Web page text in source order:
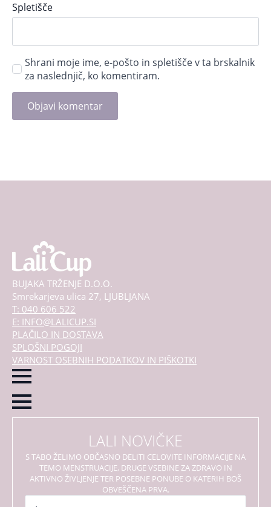
Spletišče
Shrani moje ime, e-pošto in spletišče v ta brskalnik
za naslednjič, ko komentiram.
BUJAKA TRŽENJE D.O.O.
Smrekarjeva ulica 27, LJUBLJANA
T: 040 606 522
E: INFO@LALICUP.SI
PLAČILO IN DOSTAVA
SPLOŠNI POGOJI
VARNOST OSEBNIH PODATKOV IN PIŠKOTKI
LALI NOVIČKE
S TABO ŽELIMO OBČASNO DELITI CELOVITE INFORMACIJE NA
TEMO MENSTRUACIJE, DRUGE VSEBINE ZA ZDRAVO IN
AKTIVNO ŽIVLJENJE TER POSEBNE PONUBE O KATERIH BOŠ
OBVEŠČENA PRVA.
Ime